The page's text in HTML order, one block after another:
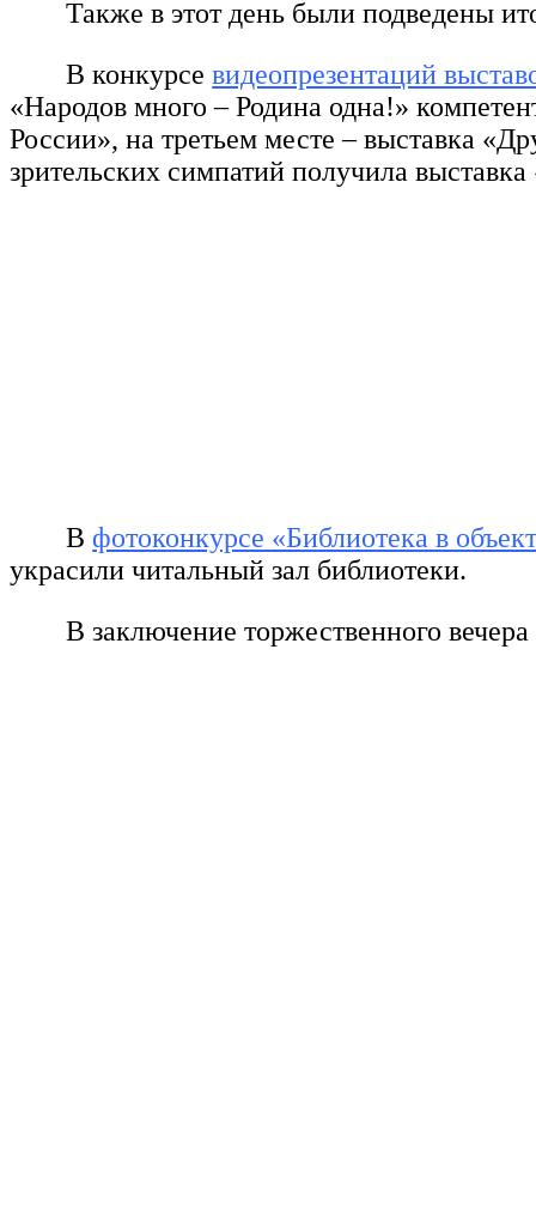
Также в этот день были подведены
В конкурсевидеопрезентаций
«Народов много – Родина одна!»
России», на третьем месте – выставка
зрительских симпатий получила
Вфотоконкурсе «Библиотека в
украсили читальный зал библиотеки.
В заключение торжественного